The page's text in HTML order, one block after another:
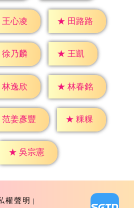
王心凌 ★ 田路路
徐乃麟 ★ 王凱
林逸欣 ★ 林春銘
范姜彥豐 ★ 粿粿
★ 吳宗憲
權聲明